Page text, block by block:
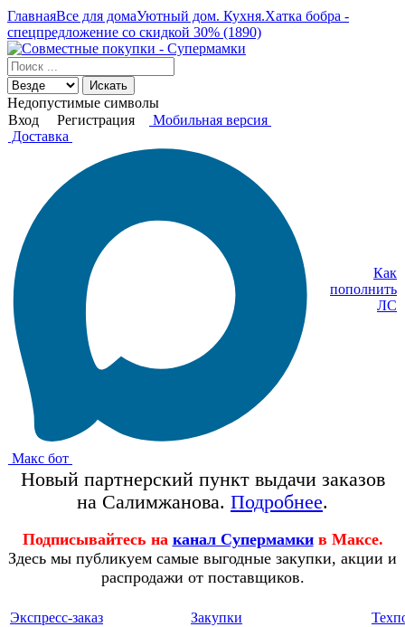
ГлавнаяВсе для домаУютный дом. Кухня.Хатка бобра -
спецпредложение со скидкой 30% (1890)
Искать
Недопустимые символы
Вход
Регистрация
Мобильная версия
Доставка
Макс бот
Как
пополнить
ЛС
Новый партнерский пункт выдачи заказов
на Салимжанова. Подробнее.
Подписывайтесь на канал Супермамки в Максе.
Здесь мы публикуем самые выгодные закупки, акции и
распродажи от поставщиков.
Экспресс-заказ Закупки